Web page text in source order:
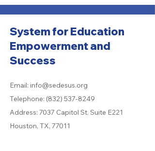
System for Education
Empowerment and
Success
Email: info@sedesus.org
Telephone: (832) 537-8249
Address: 7037 Capitol St. Suite E221
Houston, TX, 77011